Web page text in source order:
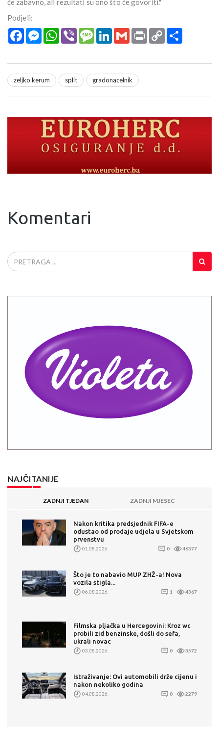
će zabavno, ali rezultati su ono što će govoriti."
Podjeli:
FacebookMessengerWhatsApp
Viber MessageLinkedInGmail Print Copy
Link
zeljko kerum split gradonacelnik
Komentari
NAJČITANIJE
ZADNJI TJEDAN ZADNJI MJESEC
Nakon kritika predsjednik FIFA-e
odustao od prodaje udjela u Svjetskom
prvenstvu
01.08.2026. 0 46377
Što je to nabavio MUP ZHŽ-a! Nova
vozila stigla...
06.08.2026. 1 4367
Filmska pljačka u Hercegovini: Kroz wc
probili zid benzinske, došli do sefa,
ukrali novac
03.08.2026. 0 3572
Istraživanje: Ovi automobili drže cijenu i
nakon nekoliko godina
04.08.2026. 0 2279